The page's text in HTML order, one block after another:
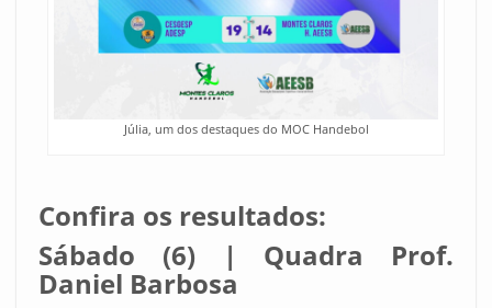
Júlia, um dos destaques do MOC Handebol
Confira os resultados:
Sábado (6) | Quadra Prof.
Daniel Barbosa